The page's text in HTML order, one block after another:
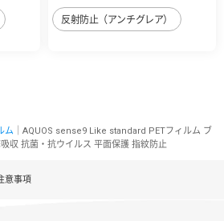
反射防止（アンチグレア）
ム ｜AQUOS sense9 Like standard PETフィルム ブ
収 抗菌・抗ウイルス 平面保護 指紋防止
意事項